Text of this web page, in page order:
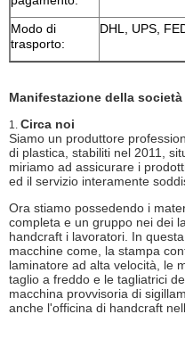
Modo di
trasporto:
DHL, UPS,
Manifestazione della società
1. Circa noi
Siamo un produttore
di plastica, stabiliti nel 2011,
miriamo ad assicurare i
ed il servizio interamente
Ora stiamo possedendo i
completa e un gruppo nei dei
handcraft i lavoratori. In
macchine come, la stampa
laminatore ad alta velocità, le
taglio a freddo e le tagliatrici
macchina provvisoria di
anche l'officina di handcraft